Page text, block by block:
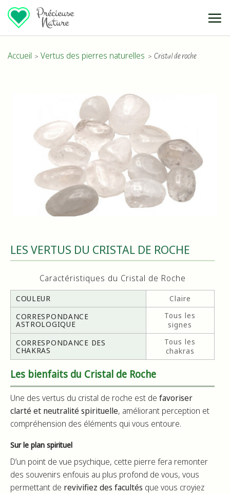
Passer
au
contenu
Accueil > Vertus des pierres naturelles > Cristal de roche
LES VERTUS DU CRISTAL DE ROCHE
Caractéristiques du Cristal de Roche
COULEUR
Claire
CORRESPONDANCE
ASTROLOGIQUE
Tous les
signes
CORRESPONDANCE DES
CHAKRAS
Tous les
chakras
Les bienfaits du Cristal de Roche
Une des vertus du cristal de roche est de favoriser
clarté et neutralité spirituelle, améliorant perception et
compréhension des éléments qui vous entoure.
Sur le plan spirituel
D’un point de vue psychique, cette pierre fera remonter
des souvenirs enfouis au plus profond de vous, vous
permettant de revivifiez des facultés que vous croyiez